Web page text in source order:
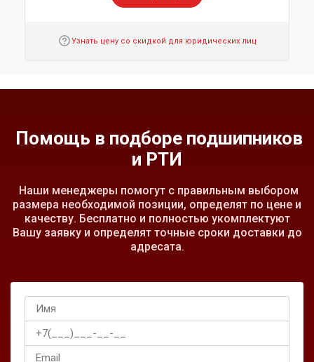
Узнать цену со скидкой для юридических лиц
Помощь в подборе подшипников
и РТИ
Наши менеджеры помогут с правильным выбором
размера необходимой позиции, определят по цене и
качеству. Бесплатно и полностью укомплектуют
Вашу заявку и определят точные сроки доставки до
адресата.